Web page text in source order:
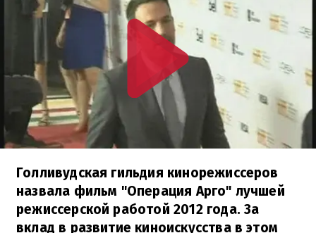
Голливудская гильдия кинорежиссеров
назвала фильм "Операция Арго" лучшей
режиссерской работой 2012 года. За
вклад в развитие киноискусства в этом